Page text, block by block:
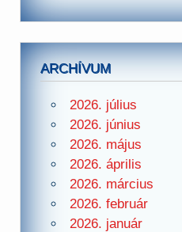
ARCHÍVUM
2026. július
2026. június
2026. május
2026. április
2026. március
2026. február
2026. január